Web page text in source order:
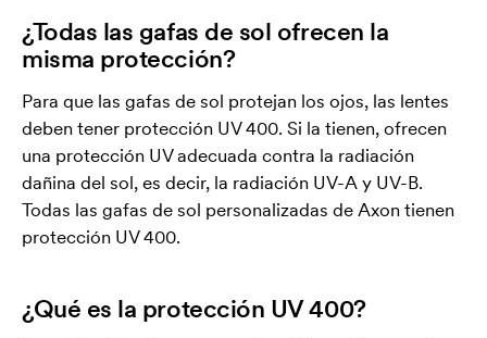
¿Todas las gafas de sol ofrecen la
misma protección?
Para que las gafas de sol protejan los ojos, las lentes
deben tener protección UV 400. Si la tienen, ofrecen
una protección UV adecuada contra la radiación
dañina del sol, es decir, la radiación UV-A y UV-B.
Todas las gafas de sol personalizadas de Axon tienen
protección UV 400.
¿Qué es la protección UV 400?